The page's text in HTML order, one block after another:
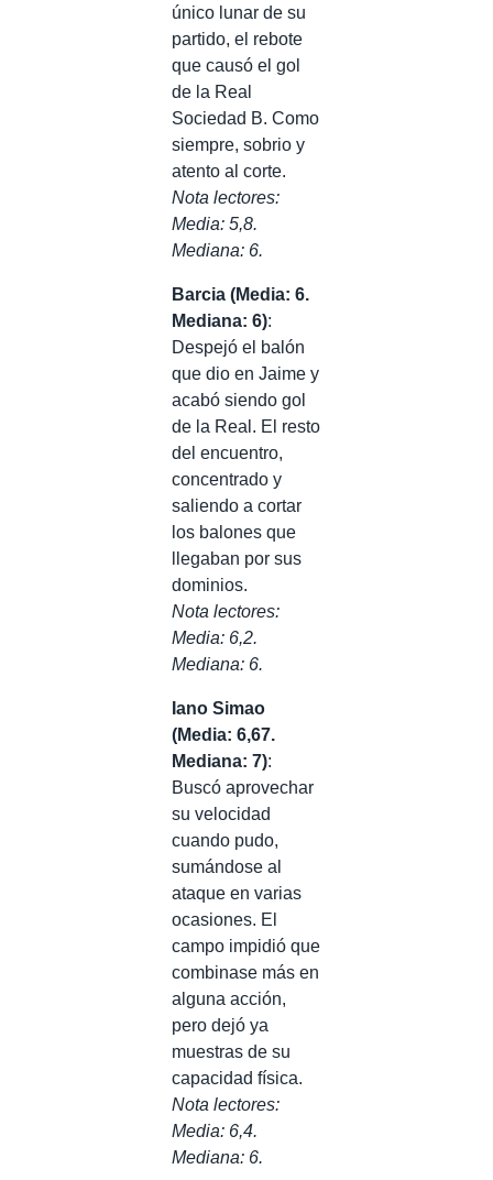
único lunar de su
partido, el rebote
que causó el gol
de la Real
Sociedad B. Como
siempre, sobrio y
atento al corte.
Nota lectores:
Media: 5,8.
Mediana: 6.
Barcia (Media: 6.
Mediana: 6):
Despejó el balón
que dio en Jaime y
acabó siendo gol
de la Real. El resto
del encuentro,
concentrado y
saliendo a cortar
los balones que
llegaban por sus
dominios.
Nota lectores:
Media: 6,2.
Mediana: 6.
Iano Simao
(Media: 6,67.
Mediana: 7):
Buscó aprovechar
su velocidad
cuando pudo,
sumándose al
ataque en varias
ocasiones. El
campo impidió que
combinase más en
alguna acción,
pero dejó ya
muestras de su
capacidad física.
Nota lectores:
Media: 6,4.
Mediana: 6.